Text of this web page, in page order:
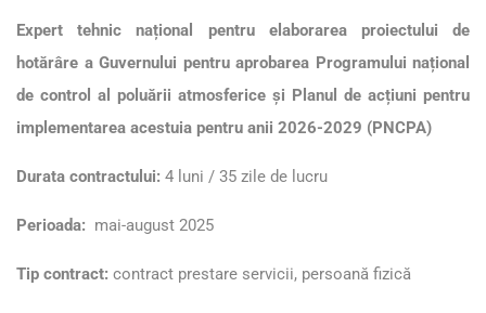
Expert tehnic național pentru elaborarea proiectului de
hotărâre a Guvernului pentru aprobarea Programului național
de control al poluării atmosferice și Planul de acțiuni pentru
implementarea acestuia pentru anii 2026-2029 (PNCPA)
Durata contractului: 4 luni / 35 zile de lucru
Perioada: mai-august 2025
Tip contract: contract prestare servicii, persoană fizică